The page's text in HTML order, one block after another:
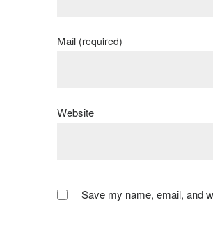
Mail (required)
Website
Save my name, email, and